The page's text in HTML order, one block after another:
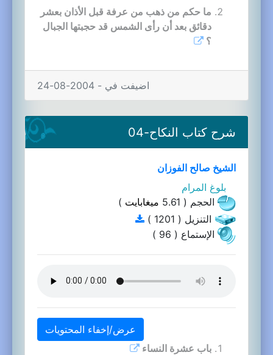
ما حكم من ذهب من عرفة قبل الأذان بعشر
دقائق بعد أن رأى الشمس قد حجبتها الجبال
؟
اضيفت في - 2004-08-24
شرح كتاب النكاح-04
الشيخ صالح الفوزان
بلوغ المرام
الحجم ( 5.61
ميغابايت )
التنزيل ( 1201 )
الإستماع ( 96 )
عرض/إخفاء المحتويات
باب عشرة النساء